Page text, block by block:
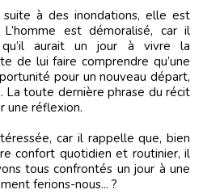
est démoralisé, car il
qu’il aurait un jour à vivre la
de lui faire comprendre qu’une
pour un nouveau départ,
La toute dernière phrase du récit
une réflexion.
car il rappelle que, bien
confort quotidien et routinier, il
tous confrontés un jour à une
ferions-nous... ?